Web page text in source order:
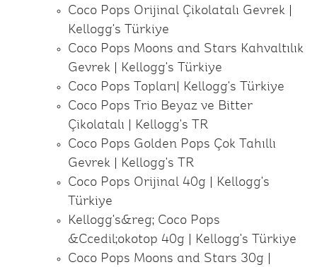
Coco Pops Orijinal Çikolatalı Gevrek |
Kellogg's Türkiye
Coco Pops Moons and Stars Kahvaltılık
Gevrek | Kellogg's Türkiye
Coco Pops Topları| Kellogg's Türkiye
Coco Pops Trio Beyaz ve Bitter
Çikolatalı | Kellogg's TR
Coco Pops Golden Pops Çok Tahıllı
Gevrek | Kellogg's TR
Coco Pops Orijinal 40g | Kellogg's
Türkiye
Kellogg's&reg; Coco Pops
&Ccedil;okotop 40g | Kellogg's Türkiye
Coco Pops Moons and Stars 30g |